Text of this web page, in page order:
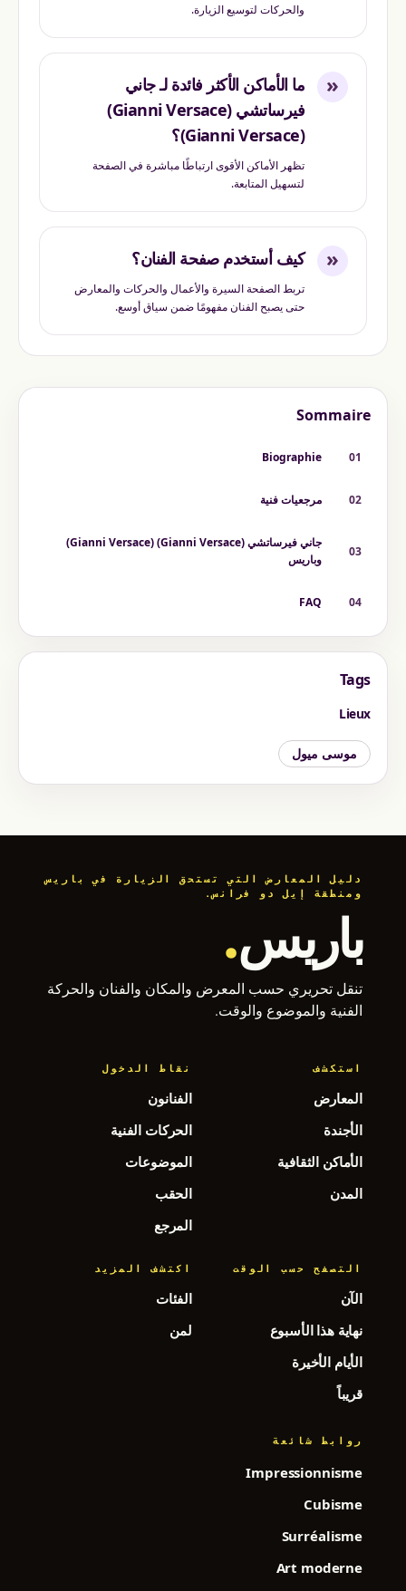
والحركات لتوسيع الزيارة.
«
ما الأماكن الأكثر فائدة لـ جاني
فيرساتشي (Gianni Versace)
(Gianni Versace)؟
تظهر الأماكن الأقوى ارتباطًا مباشرة في الصفحة
لتسهيل المتابعة.
« كيف أستخدم صفحة الفنان؟
تربط الصفحة السيرة والأعمال والحركات والمعارض
حتى يصبح الفنان مفهومًا ضمن سياق أوسع.
Sommaire
01
Biographie
02 مرجعيات فنية
03
جاني فيرساتشي (Gianni Versace) (Gianni Versace)
وباريس
04
FAQ
Tags
Lieux
موسى ميول
دليل المعارض التي تستحق الزيارة في باريس
ومنطقة إيل دو فرانس.
باريس.
تنقل تحريري حسب المعرض والمكان والفنان والحركة
الفنية والموضوع والوقت.
استكشف
المعارض
الأجندة
الأماكن الثقافية
المدن
نقاط الدخول
الفنانون
الحركات الفنية
الموضوعات
الحقب
المرجع
التصفح حسب الوقت
الآن
نهاية هذا الأسبوع
الأيام الأخيرة
قريباً
اكتشف المزيد
الفئات
لمن
روابط شائعة
Impressionnisme
Cubisme
Surréalisme
Art moderne